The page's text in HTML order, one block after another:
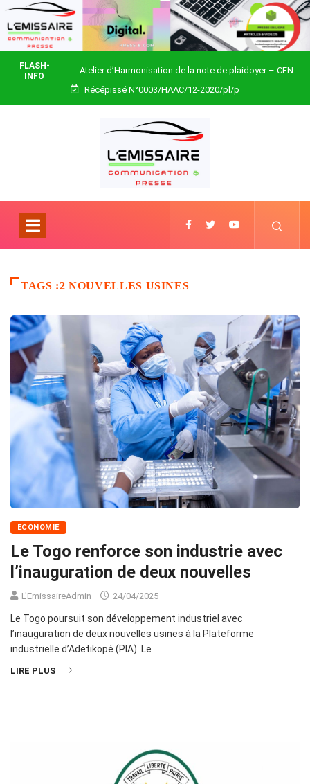
FLASH-
INFO
Atelier d’Harmonisation de la note de plaidoyer – CFN
Togo
Récépissé N°0003/HAAC/12-2020/pl/p
TAGS :2 NOUVELLES USINES
ECONOMIE
Le Togo renforce son industrie avec
l’inauguration de deux nouvelles
L'EmissaireAdmin 24/04/2025
Le Togo poursuit son développement industriel avec
l’inauguration de deux nouvelles usines à la Plateforme
industrielle d’Adetikopé (PIA). Le
LIRE PLUS